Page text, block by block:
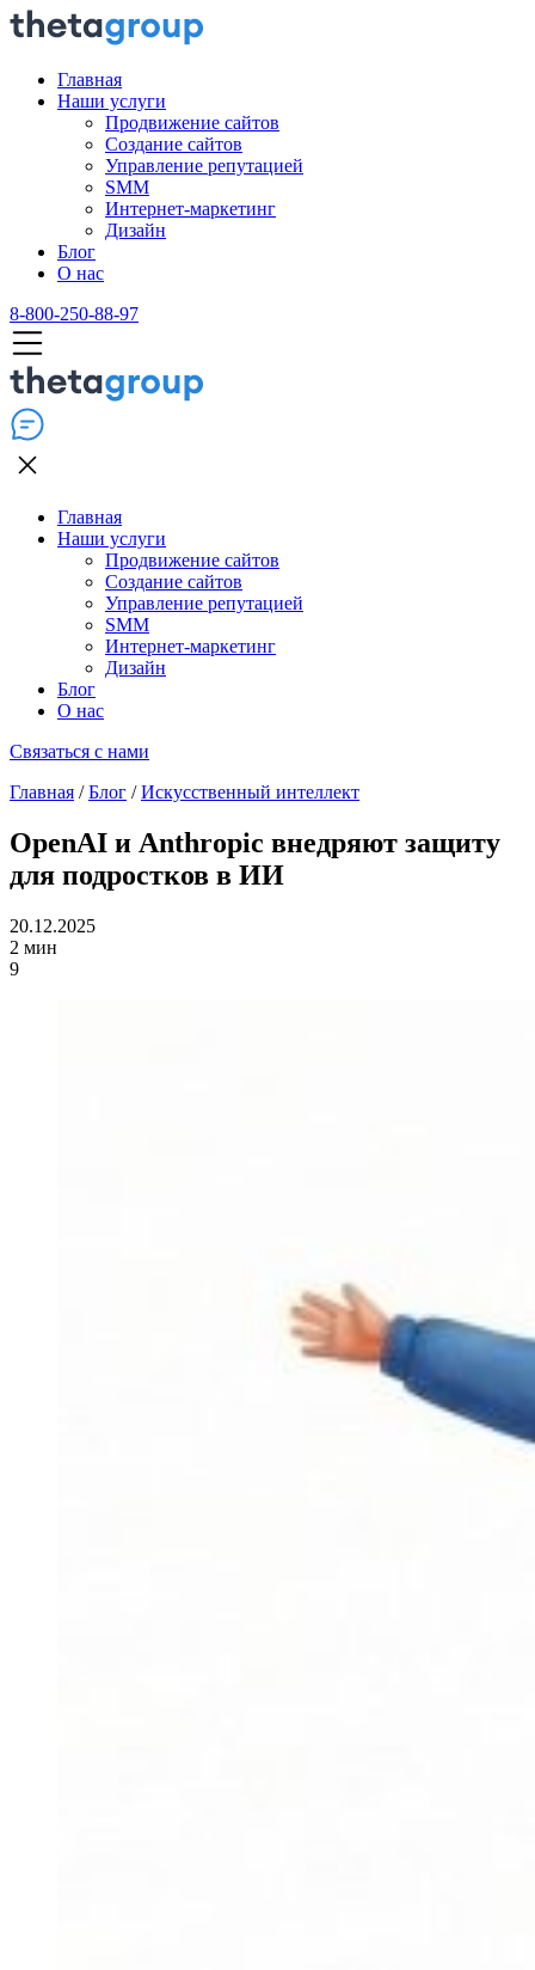
Главная
Наши услуги
Продвижение сайтов
Создание сайтов
Управление репутацией
SMM
Интернет-маркетинг
Дизайн
Блог
О нас
8-800-250-88-97
Главная
Наши услуги
Продвижение сайтов
Создание сайтов
Управление репутацией
SMM
Интернет-маркетинг
Дизайн
Блог
О нас
Связаться с нами
Главная /Блог /Искусственный интеллект
OpenAI и Anthropic внедряют защиту
для подростков в ИИ
20.12.2025
2 мин
9